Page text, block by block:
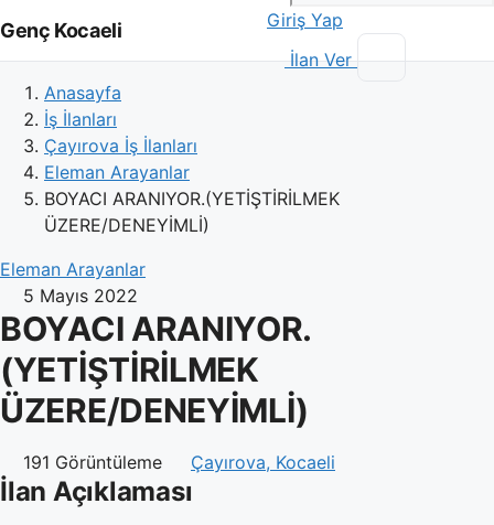
Genç Kocaeli
Giriş Yap
İlan Ver
Anasayfa
İş İlanları
Çayırova İş İlanları
Eleman Arayanlar
BOYACI ARANIYOR.(YETİŞTİRİLMEK
ÜZERE/DENEYİMLİ)
Eleman Arayanlar
5 Mayıs 2022
BOYACI ARANIYOR.
(YETİŞTİRİLMEK
ÜZERE/DENEYİMLİ)
191 Görüntüleme Çayırova, Kocaeli
İlan Açıklaması